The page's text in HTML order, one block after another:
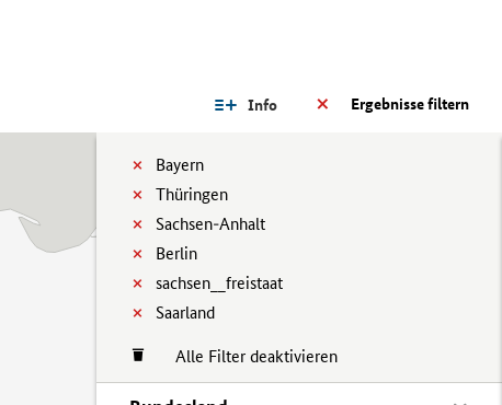
Ergebnisse filtern
Info
Bayern
Thüringen
Sachsen-Anhalt
Berlin
sachsen__freistaat
Saarland
Alle Filter deaktivieren